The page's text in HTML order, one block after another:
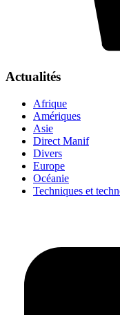
Actualités
Afrique
Amériques
Asie
Direct Manif
Divers
Europe
Océanie
Techniques et